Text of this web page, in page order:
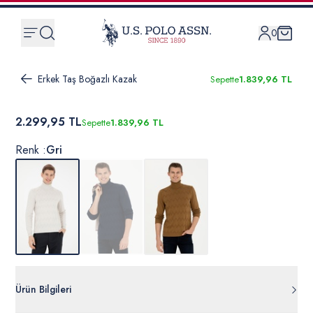
0
Erkek Taş Boğazlı Kazak Sepette1.839,96 TL
2.299,95 TLSepette1.839,96 TL
Renk :Gri
Ürün Bilgileri